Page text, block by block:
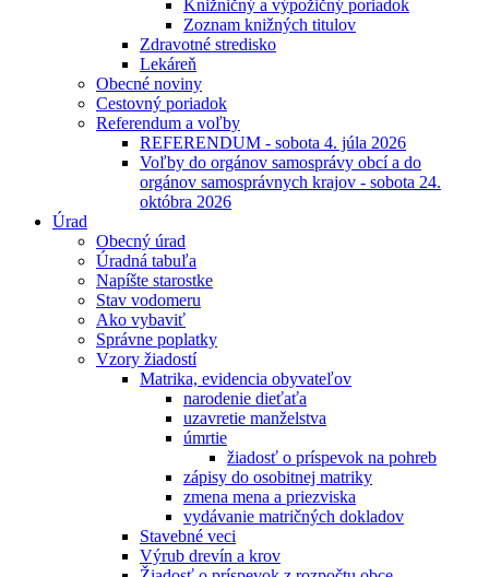
Knižničný a výpožičný poriadok
Zoznam knižných titulov
Zdravotné stredisko
Lekáreň
Obecné noviny
Cestovný poriadok
Referendum a voľby
REFERENDUM - sobota 4. júla 2026
Voľby do orgánov samosprávy obcí a do
orgánov samosprávnych krajov - sobota 24.
októbra 2026
Úrad
Obecný úrad
Úradná tabuľa
Napíšte starostke
Stav vodomeru
Ako vybaviť
Správne poplatky
Vzory žiadostí
Matrika, evidencia obyvateľov
narodenie dieťaťa
uzavretie manželstva
úmrtie
žiadosť o príspevok na pohreb
zápisy do osobitnej matriky
zmena mena a priezviska
vydávanie matričných dokladov
Stavebné veci
Výrub drevín a krov